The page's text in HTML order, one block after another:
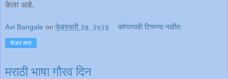
केला आहे.
Avi Bangale on फेब्रुवारी २७, २०२३ कोणत्याही टिप्पण्‍या नाहीत:
शेअर करा
मराठी भाषा गौरव दिन